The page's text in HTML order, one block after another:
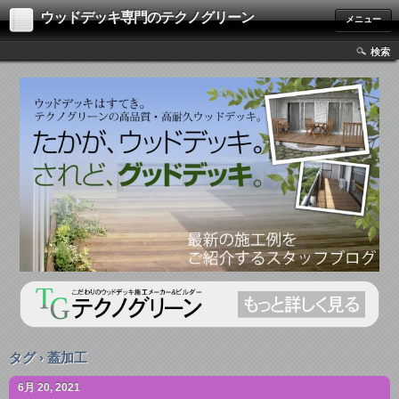
ウッドデッキ専門のテクノグリーン メニュー
検索
タグ › 蓋加工
6月 20, 2021